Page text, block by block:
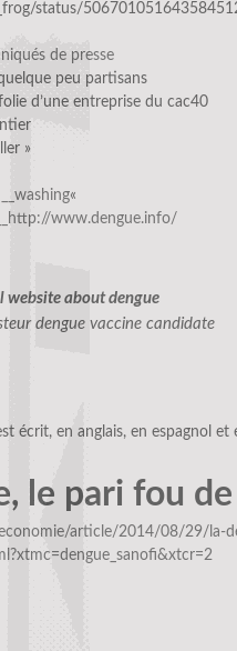
status/
de presse
peu partisans
d’une entreprise du cac40
»
__washing«
__http://www.dengue.info/
about dengue
dengue vaccine candidate
écrit, en anglais, en espagnol et
le pari fou
article/2014/08/29/la-